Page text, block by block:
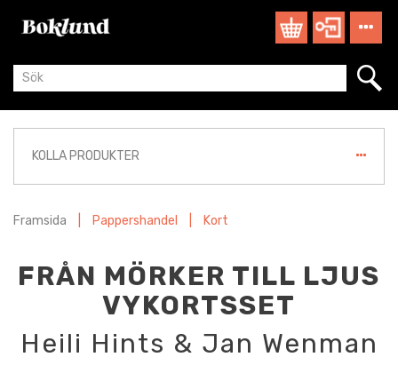
KOLLA PRODUKTER
Framsida Pappershandel Kort
FRÅN MÖRKER TILL LJUS
VYKORTSSET
Heili Hints & Jan Wenman